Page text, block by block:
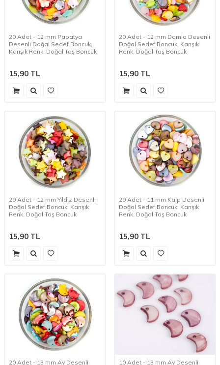
20 Adet - 12 mm Papatya
Desenli Doğal Sedef Boncuk,
Karışık Renk, Doğal Taş Boncuk
15,90 TL
20 Adet - 12 mm Damla Desenli
Doğal Sedef Boncuk, Karışık
Renk, Doğal Taş Boncuk
15,90 TL
20 Adet - 12 mm Yıldız Desenli
Doğal Sedef Boncuk, Karışık
Renk, Doğal Taş Boncuk
15,90 TL
20 Adet - 11 mm Kalp Desenli
Doğal Sedef Boncuk, Karışık
Renk, Doğal Taş Boncuk
15,90 TL
20 Adet - 13 mm Ay Desenli
10 Adet - 13 mm Ay Desenli